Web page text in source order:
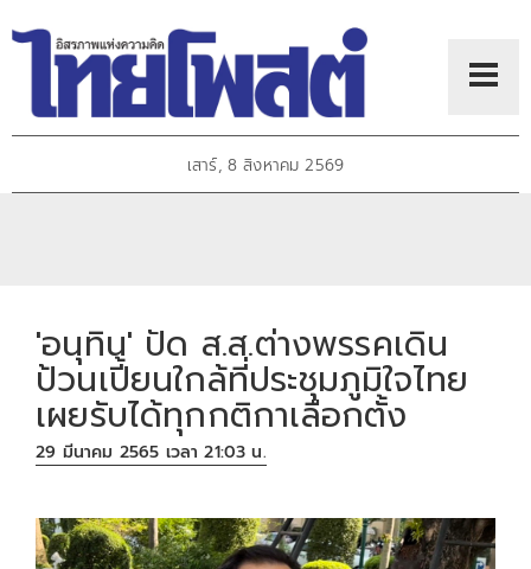
เสาร์, 8 สิงหาคม 2569
'อนุทิน' ปัด ส.ส.ต่างพรรคเดิน
ป้วนเปี้ยนใกล้ที่ประชุมภูมิใจไทย
เผยรับได้ทุกกติกาเลือกตั้ง
29 มีนาคม 2565 เวลา 21:03 น.